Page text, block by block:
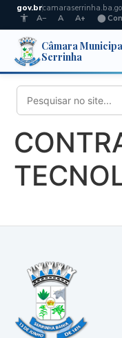
gov.br
A−
A A+ ⬤
Câmara
Serrinha